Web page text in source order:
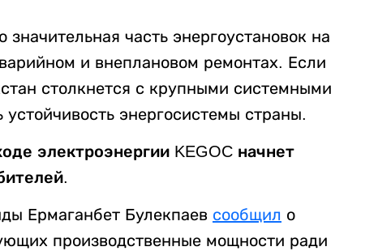
часть энергоустановок на
и внеплановом ремонтах. Если
столкнется с крупными системными
энергосистемы страны.
электроэнергии KEGOC начнет
Ермаганбет Булекпаев сообщил о
производственные мощности ради